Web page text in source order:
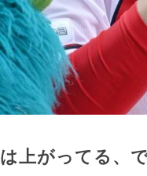
上がってる、